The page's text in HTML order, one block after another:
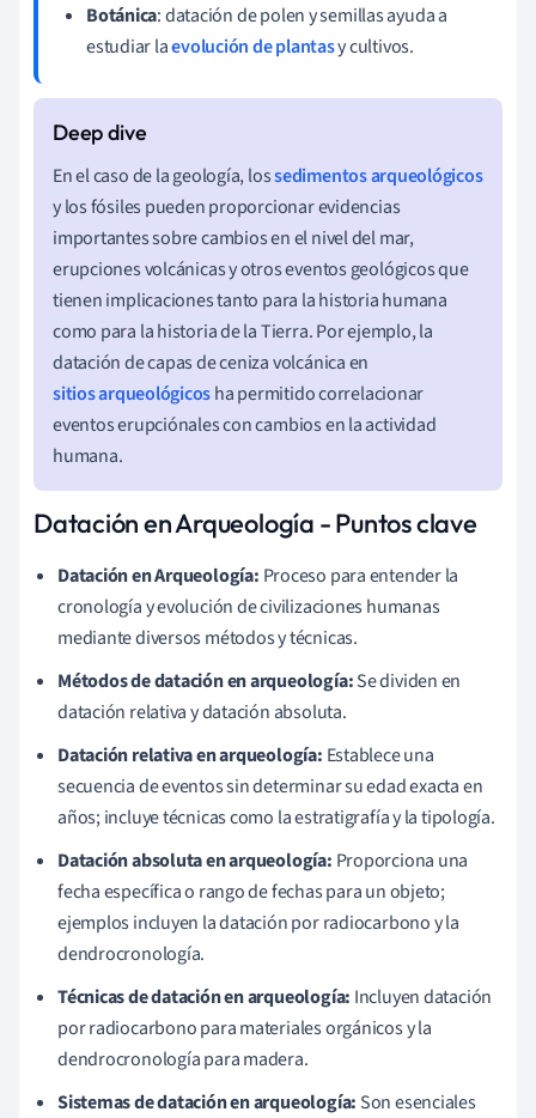
Botánica: datación de polen y semillas ayuda a
estudiar laevolución de plantasy cultivos.
En el caso de la geología, lossedimentos arqueológicos
y los fósiles pueden proporcionar evidencias
importantes sobre cambios en el nivel del mar,
erupciones volcánicas y otros eventos geológicos que
tienen implicaciones tanto para la historia humana
como para la historia de la Tierra. Por ejemplo, la
datación de capas de ceniza volcánica en
sitios arqueológicosha permitido correlacionar
eventos erupciónales con cambios en la actividad
humana.
Datación en Arqueología - Puntos clave
Datación en Arqueología: Proceso para entender la
cronología y evolución de civilizaciones humanas
mediante diversos métodos y técnicas.
Métodos de datación en arqueología:Se dividen en
datación relativa y datación absoluta.
Datación relativa en arqueología: Establece una
secuencia de eventos sin determinar su edad exacta en
años; incluye técnicas como la estratigrafía y la tipología.
Datación absoluta en arqueología: Proporciona una
fecha específica o rango de fechas para un objeto;
ejemplos incluyen la datación por radiocarbono y la
dendrocronología.
Técnicas de datación en arqueología: Incluyen datación
por radiocarbono para materiales orgánicos y la
dendrocronología para madera.
Sistemas de datación en arqueología: Son esenciales